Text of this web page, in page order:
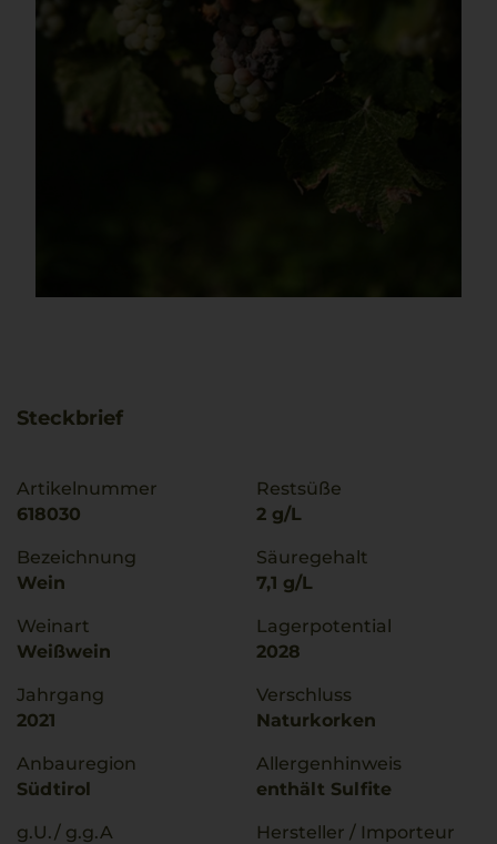
Steckbrief
Artikelnummer
618030
Bezeichnung
Wein
Weinart
Weißwein
Jahrgang
2021
Anbauregion
Südtirol
g.U./ g.g.A
Restsüße
2 g/L
Säuregehalt
7,1 g/L
Lagerpotential
2028
Verschluss
Naturkorken
Allergenhinweis
enthält Sulfite
Hersteller / Importeur